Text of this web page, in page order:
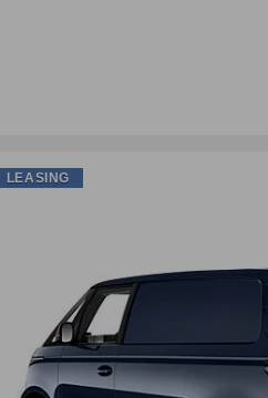
LEASING